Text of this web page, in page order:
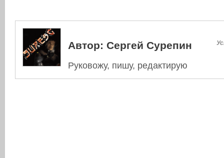
Автор: Сергей Сурепин
Руковожу, пишу, редактирую